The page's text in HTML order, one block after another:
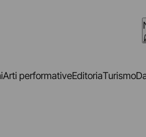
Arti performativeEditoriaTurismo